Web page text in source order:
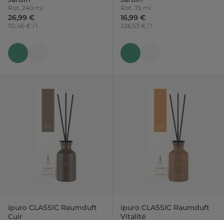
Rot, 240 ml
26,99 €
112,46 € / l
Rot, 75 ml
16,99 €
226,53 € / l
ipuro CLASSIC Raumduft
Cuir
ipuro CLASSIC Raumduft
Vitalité